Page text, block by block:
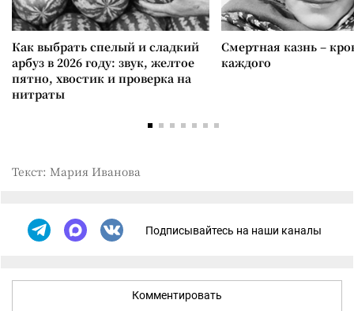
Как выбрать спелый и сладкий
арбуз в 2026 году: звук, желтое
пятно, хвостик и проверка на
нитраты
Смертная казнь –
каждого
Текст: Мария Иванова
Подписывайтесь на наши каналы
Комментировать